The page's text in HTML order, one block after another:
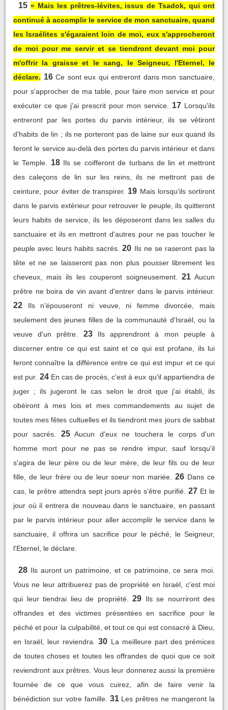
15 « Mais les prêtres-lévites, issus de Tsadok, qui ont
continué à accomplir le service de mon sanctuaire, quand
les Israélites s'égaraient loin de moi, eux s'approcheront
de moi pour me servir et se tiendront devant moi pour
m'offrir la graisse et le sang, le Seigneur, l'Eternel, le
déclare. 16 Ce sont eux qui entreront dans mon sanctuaire,
pour s'approcher de ma table, pour faire mon service et pour
exécuter ce que j'ai prescrit pour mon service.
17 Lorsqu'ils
entreront par les portes du parvis intérieur, ils se vêtiront
d'habits de lin ; ils ne porteront pas de laine sur eux quand ils
feront le service au-delà des portes du parvis intérieur et dans
le Temple.
18 Ils se coifferont de turbans de lin et mettront
des caleçons de lin sur les reins, ils ne mettront pas de
ceinture, pour éviter de transpirer. 19 Mais lorsqu'ils sortiront
dans le parvis extérieur pour retrouver le peuple, ils quitteront
leurs habits de service, ils les déposeront dans les salles du
sanctuaire et ils en mettront d'autres pour ne pas toucher le
peuple avec leurs habits sacrés. 20 Ils ne se raseront pas la
tête et ne se laisseront pas non plus pousser librement les
cheveux, mais ils les couperont soigneusement.
21 Aucun
prêtre ne boira de vin avant d'entrer dans le parvis intérieur.
22
Ils n'épouseront ni veuve, ni femme divorcée, mais
seulement des jeunes filles de la communauté d'Israël, ou la
veuve d'un prêtre.
23
Ils apprendront à mon peuple à
discerner entre ce qui est saint et ce qui est profane, ils lui
feront connaître la différence entre ce qui est impur et ce qui
est pur. 24 En cas de procès, c'est à eux qu'il appartiendra de
juger ; ils jugeront le cas selon le droit que j'ai établi, ils
obéiront à mes lois et mes commandements au sujet de
toutes mes fêtes cultuelles et ils tiendront mes jours de sabbat
pour sacrés.
25 Aucun d'eux ne touchera le corps d'un
homme mort pour ne pas se rendre impur, sauf lorsqu'il
s'agira de leur père ou de leur mère, de leur fils ou de leur
fille, de leur frère ou de leur soeur non mariée.
26 Dans ce
cas, le prêtre attendra sept jours après s'être purifié. 27 Et le
jour où il entrera de nouveau dans le sanctuaire, en passant
par le parvis intérieur pour aller accomplir le service dans le
sanctuaire, il offrira un sacrifice pour le péché, le Seigneur,
l'Eternel, le déclare.
28 Ils auront un patrimoine, et ce patrimoine, ce sera moi.
Vous ne leur attribuerez pas de propriété en Israël, c'est moi
qui leur tiendrai lieu de propriété.
29 Ils se nourriront des
offrandes et des victimes présentées en sacrifice pour le
péché et pour la culpabilité, et tout ce qui est consacré à Dieu,
en Israël, leur reviendra.
30 La meilleure part des prémices
de toutes choses et toutes les offrandes de quoi que ce soit
reviendront aux prêtres. Vous leur donnerez aussi la première
fournée de ce que vous cuirez, afin de faire venir la
bénédiction sur votre famille. 31 Les prêtres ne mangeront la